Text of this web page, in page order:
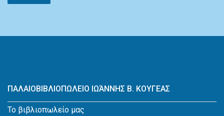
ΠΑΛΑΙΟΒΙΒΛΙΟΠΩΛΕΙΟ ΙΩΆΝΝΗΣ Β. ΚΟΥΓΕΑΣ
Το βιβλιοπωλείο μας